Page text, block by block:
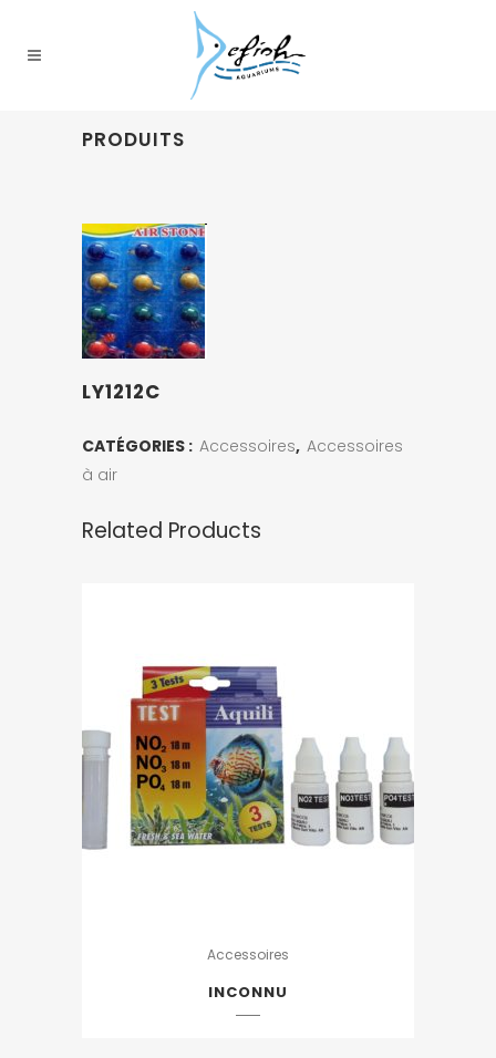
PRODUITS
LY1212C
CATÉGORIES : Accessoires, Accessoires
à air
Related Products
Accessoires
INCONNU